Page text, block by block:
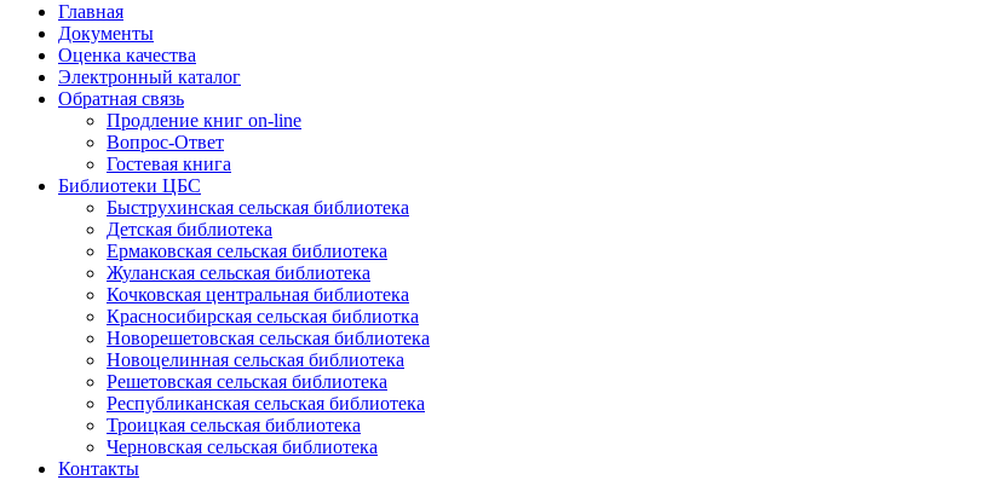
Главная
Документы
Оценка качества
Электронный каталог
Обратная связь
Продление книг on-line
Вопрос-Ответ
Гостевая книга
Библиотеки ЦБС
Быструхинская сельская библиотека
Детская библиотека
Ермаковская сельская библиотека
Жуланская сельская библиотека
Кочковская центральная библиотека
Красносибирская сельская библиотка
Новорешетовская сельская библиотека
Новоцелинная сельская библиотека
Решетовская сельская библиотека
Республиканская сельская библиотека
Троицкая сельская библиотека
Черновская сельская библиотека
Контакты